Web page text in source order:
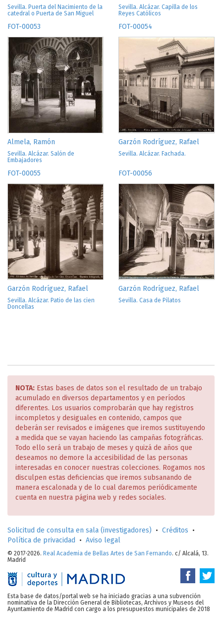
Sevilla. Puerta del Nacimiento de la
catedral o Puerta de San Miguel
Sevilla. Alcázar. Capilla de los
Reyes Católicos
FOT-00053
Almela, Ramón
Sevilla. Alcázar. Salón de
Embajadores
FOT-00054
Garzón Rodríguez, Rafael
Sevilla. Alcázar. Fachada.
FOT-00055
Garzón Rodríguez, Rafael
Sevilla. Alcázar. Patio de las cien
Doncellas
FOT-00056
Garzón Rodríguez, Rafael
Sevilla. Casa de Pilatos
NOTA: Estas bases de datos son el resultado de un trabajo
acumulado en diversos departamentos y en períodos
diferentes. Los usuarios comprobarán que hay registros
incompletos y desiguales en contenido, campos que
deberán ser revisados e imágenes que iremos sustituyendo
a medida que se vayan haciendo las campañas fotográficas.
Todo ello será un trabajo de meses y quizá de años que
deseamos no demore la accesibilidad de las personas
interesadas en conocer nuestras colecciones. Rogamos nos
disculpen estas deficiencias que iremos subsanando de
manera escalonada y de lo cual daremos periódicamente
cuenta en nuestra página web y redes sociales.
Solicitud de consulta en sala (investigadores) • Créditos •
Política de privacidad
• Aviso legal
© 2017-2026. Real Academia de Bellas Artes de San Fernando. c/ Alcalá, 13.
Madrid
Esta base de datos/portal web se ha iniciado gracias a una subvención
nominativa de la Dirección General de Bibliotecas, Archivos y Museos del
Ayuntamiento de Madrid con cargo a los presupuestos municipales de 2018